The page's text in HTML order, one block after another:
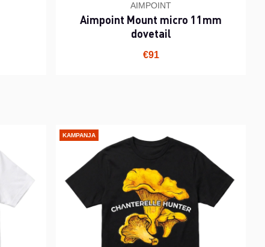
AIMPOINT
Aimpoint Mount micro 11mm
dovetail
€91
KAMPANJA